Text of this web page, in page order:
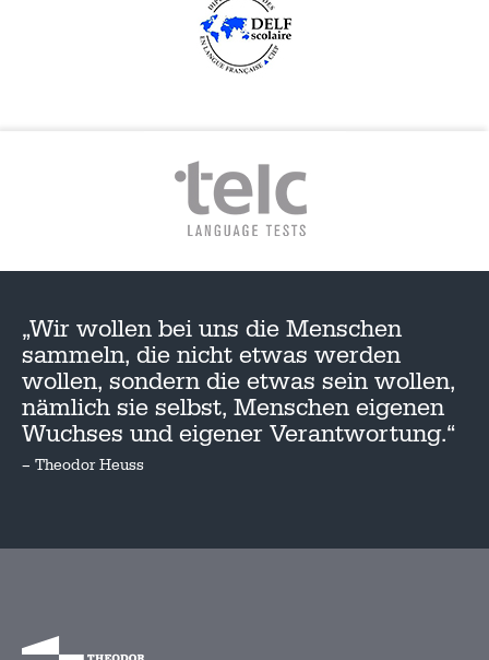
„Wir wollen bei uns die Menschen
sammeln, die nicht etwas werden
wollen, sondern die etwas sein wollen,
nämlich sie selbst, Menschen eigenen
Wuchses und eigener Verantwortung.“
– Theodor Heuss